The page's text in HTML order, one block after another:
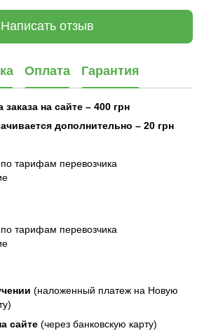
Написать отзыв
Оплата Гарантия
на сайте – 400 грн
дополнительно – 20 грн
тарифам перевозчика
тарифам перевозчика
(наложенный платеж на Новую
сайте (через банковскую карту)